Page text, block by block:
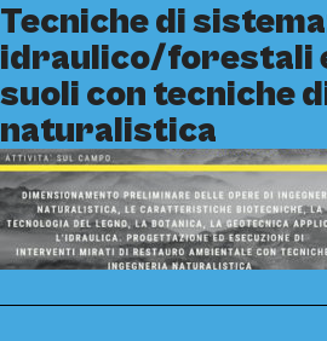
Tecniche di
idraulico/forestali
suoli con tecniche
naturalistica